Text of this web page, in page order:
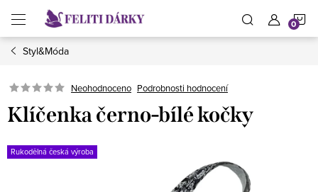
obsah
Styl&Móda
Neohodnoceno Podrobnosti hodnocení
Klíčenka černo-bílé kočky
Rukodělná česká výroba